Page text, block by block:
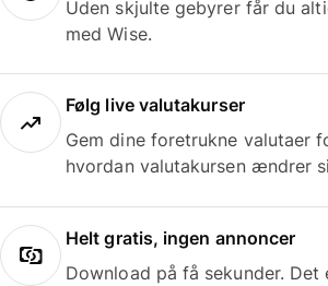
Uden skjulte gebyrer får du
med Wise.
Følg live valutakurser
Gem dine foretrukne valutaer
hvordan valutakursen ændrer
Helt gratis, ingen annoncer
Download på få sekunder.